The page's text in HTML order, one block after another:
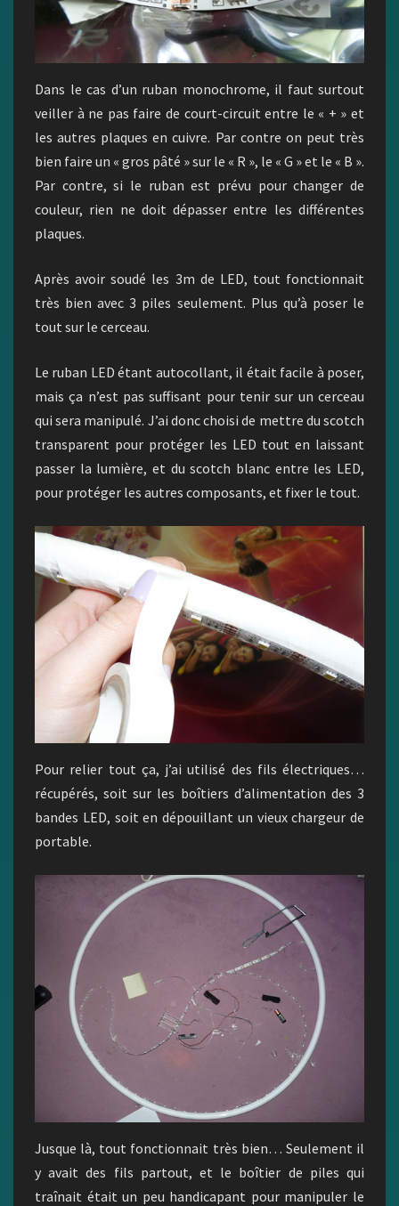
Dans le cas d’un ruban monochrome, il faut surtout
veiller à ne pas faire de court-circuit entre le « + » et
les autres plaques en cuivre. Par contre on peut très
bien faire un « gros pâté » sur le « R », le « G » et le « B ».
Par contre, si le ruban est prévu pour changer de
couleur, rien ne doit dépasser entre les différentes
plaques.
Après avoir soudé les 3m de LED, tout fonctionnait
très bien avec 3 piles seulement. Plus qu’à poser le
tout sur le cerceau.
Le ruban LED étant autocollant, il était facile à poser,
mais ça n’est pas suffisant pour tenir sur un cerceau
qui sera manipulé. J’ai donc choisi de mettre du scotch
transparent pour protéger les LED tout en laissant
passer la lumière, et du scotch blanc entre les LED,
pour protéger les autres composants, et fixer le tout.
Pour relier tout ça, j’ai utilisé des fils électriques…
récupérés, soit sur les boîtiers d’alimentation des 3
bandes LED, soit en dépouillant un vieux chargeur de
portable.
Jusque là, tout fonctionnait très bien… Seulement il
y avait des fils partout, et le boîtier de piles qui
traînait était un peu handicapant pour manipuler le